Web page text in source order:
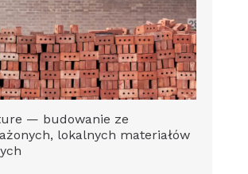
— budowanie ze
lokalnych materiałów